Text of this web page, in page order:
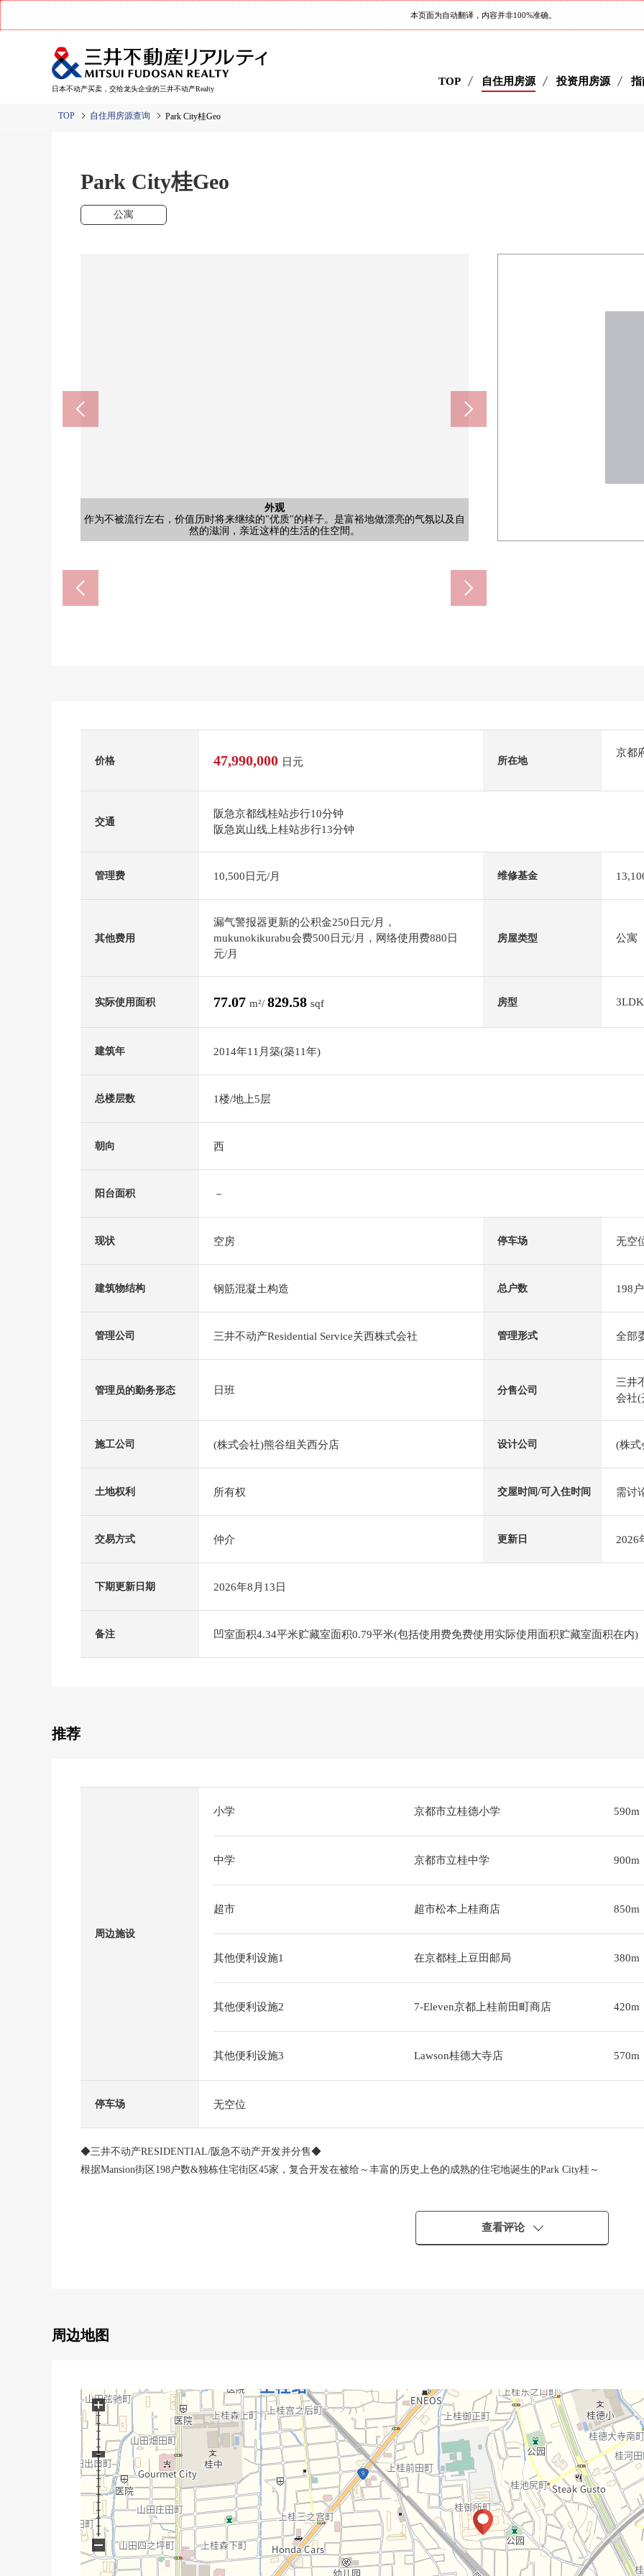
本页面为自动翻译，内容并非100%准确。
日本不动产买卖，交给龙头企业的三井不动产Realty
TOP 自住用房源 投资用房源 指
TOP 自住用房源查询 Park City桂Geo
Park City桂Geo
公寓
外观
作为不被流行左右，价值历时将来继续的"优质"的样子。是富裕地做漂亮的气氛以及自
然的滋润，亲近这样的生活的住空間。
外观
外观
是有稳重的感的入口。除了出自三井不动产Residential Service关西株式会社的日班管理
以外，是具有防盗门，被在防止犯罪面考虑的Mansion。
其他
名牌
入口
非日常对日常。像把每天的生活换成更优质的东西的酒店的入口
入口
非日常对日常。像把每天的生活换成更优质的东西的酒店的入口
共有部分
贵宾室或者派对客厅·餐厅在共用设施上相同，能和重要的客人一起不仅家族而且共有富
裕的时间。
共有部分
贵宾室或者派对客厅·餐厅在共用设施上相同，能和重要的客人一起不仅家族而且共有富
裕的时间。
外观
停车场入口
其他当地
是保养良好的中庭。在假日以及微小的间歇感到自然，一边在敷地内，一边用改换心情
来。
其他当地
是保养良好的中庭。在假日以及微小的间歇感到自然，一边在敷地内，一边用改换心情
来。
外观
作为不被流行左右，价值历时将来继续的"优质"的样子。是富裕地做漂亮的气氛以及自
然的滋润，亲近这样的生活的住空間。
三菱京都医院(约210m)
步行3分钟。
在京都桂上豆田邮局(约380m)
步行5分钟。
7-Eleven京都上桂前田町商店(约420m)
步行6分钟。
Lawson桂德大寺店(约570m)
步行8分钟。
Fresco上桂商店(约580m)
步行8分钟。
京都市立桂德小学(约590m)
步行8分钟。
杉药房桂五条店(约620m)
步行8分钟。
桂站(阪急京都本线)(约800m)
步行10分钟。
超市松本上桂商店(约850m)
步行11分钟。
京都市立桂中学(约900m)
步行12分钟。
价格 47,990,000 日元 所在地
京都
交通
阪急京都线桂站步行10分钟
阪急岚山线上桂站步行13分钟
管理费 10,500日元/月 维修基金
其他费用
漏气警报器更新的公积金250日元/月，
mukunokikurabu会费500日元/月，网络使用费880日
元/月
房屋类型 公寓
实际使用面积 77.07 m²/ 829.58 sqf 房型 3LDK
建筑年 2014年11月築(築11年)
总楼层数 1楼/地上5层
朝向 西
阳台面积 －
现状 空房 停车场 无空
建筑物结构 钢筋混凝土构造 总户数 198户
管理公司 三井不动产Residential Service关西株式会社 管理形式 全部
管理员的勤务形态 日班 分售公司
三井
会社(
施工公司 (株式会社)熊谷组关西分店 设计公司 (株式
土地权利 所有权 交屋时间/可入住时间 需讨
交易方式 仲介 更新日 2026
下期更新日期 2026年8月13日
备注 凹室面积4.34平米贮藏室面积0.79平米(包括使用费免费使用实际使用面积贮藏室面积在内)
推荐
周边施设
小学 京都市立桂德小学 590m
中学 京都市立桂中学 900m
超市 超市松本上桂商店 850m
其他便利设施1 在京都桂上豆田邮局 380m
其他便利设施2 7-Eleven京都上桂前田町商店 420m
其他便利设施3 Lawson桂德大寺店 570m
停车场 无空位
◆三井不动产RESIDENTIAL/阪急不动产开发并分售◆
根据Mansion街区198户数&独栋住宅街区45家，复合开发在被给～丰富的历史上色的成熟的住宅地诞生的Park City桂～
○ 约17.5张塌塌米LDK
■充实的室内设备
○ 内装洗碗机
○ 厨房垃圾处理器
○ 1具净水器型栓
○ 煤气温水式地板暖气(客餐厅部分)
○ 有喷雾桑拿浴功能的浴室暖气换气干燥机
查看评论
周边地图
+
−